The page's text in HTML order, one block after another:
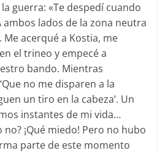
guerra: «Te despedí cuando
ambos lados de la zona neutra
acerqué a Kostia, me
el trineo y empecé a
bando. Mientras
no me disparen a la
un tiro en la cabeza’. Un
instantes de mi vida…
no? ¡Qué miedo! Pero no hubo
parte de este momento